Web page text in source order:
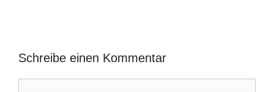
Schreibe einen Kommentar